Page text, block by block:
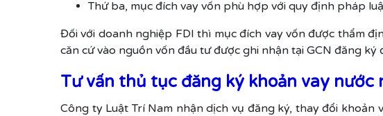
Thứ ba, mục đích vay vốn phù hợp với quy định pháp
Đối với doanh nghiệp FDI thì mục đích vay vốn được thẩm
căn cứ vào nguồn vốn đầu tư được ghi nhận tại GCN đăng ký
Tư vấn thủ tục đăng ký khoản vay nước
Công ty Luật Trí Nam nhận dịch vụ đăng ký, thay đổi